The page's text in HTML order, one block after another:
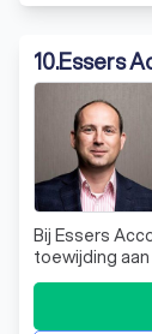
10.Essers
Bij Essers
toewijding
Kleinbedrijf.
persoonlijke
dat elk bedrijf